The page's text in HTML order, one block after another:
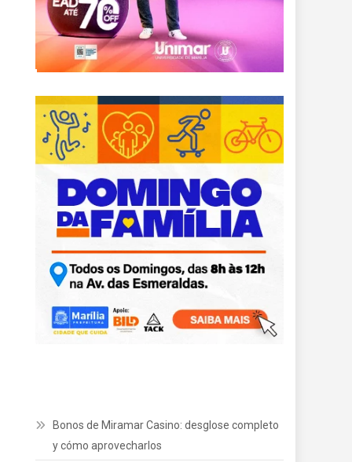
Bonos de Miramar Casino: desglose completo
y cómo aprovecharlos